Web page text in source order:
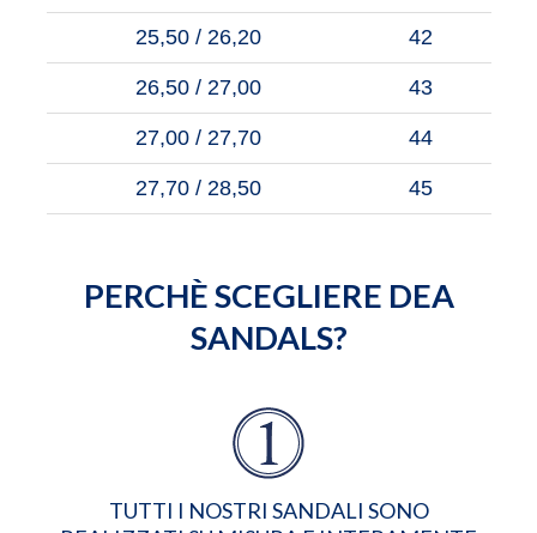
25,50 / 26,20 42
26,50 / 27,00 43
27,00 / 27,70 44
27,70 / 28,50 45
PERCHÈ SCEGLIERE DEA
SANDALS?
TUTTI I NOSTRI SANDALI SONO